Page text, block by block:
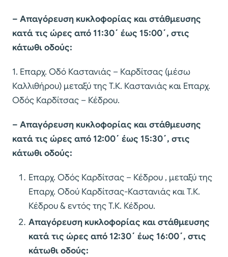
– Απαγόρευση κυκλοφορίας και στάθμευσης
κατά τις ώρες από 11:30΄ έως 15:00΄, στις
κάτωθι οδούς:
1. Επαρχ. Οδό Καστανιάς – Καρδίτσας (μέσω
Καλλιθήρου) μεταξύ της Τ.Κ. Καστανιάς και Επαρχ.
Οδός Καρδίτσας – Κέδρου.
– Απαγόρευση κυκλοφορίας και στάθμευσης
κατά τις ώρες από 12:00΄ έως 15:30΄, στις
κάτωθι οδούς:
Επαρχ. Οδός Καρδίτσας – Κέδρου , μεταξύ της
Επαρχ. Οδού Καρδίτσας-Καστανιάς και Τ.Κ.
Κέδρου & εντός της Τ.Κ. Κέδρου.
Απαγόρευση κυκλοφορίας και στάθμευσης
κατά τις ώρες από 12:30΄ έως 16:00΄, στις
κάτωθι οδούς: